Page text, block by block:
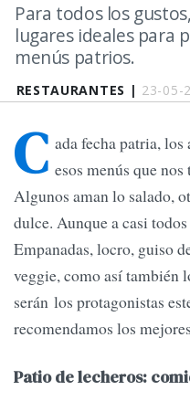
RESTAURANTES | 23-05-
Para todos los
lugares ideales para
menús patrios.
C ada fecha patria,
esos menús que
Algunos aman lo salado,
dulce. Aunque a casi
Empanadas, locro, guiso
veggie, como así también
serán los protagonistas
recomendamos los
Patio de lecheros: